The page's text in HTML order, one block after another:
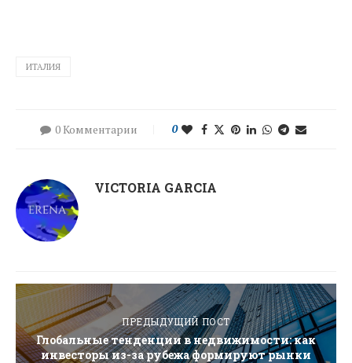
ИТАЛИЯ
0 Комментарии 0
VICTORIA GARCIA
ПРЕДЫДУЩИЙ ПОСТ
Глобальные тенденции в недвижимости: как
инвесторы из-за рубежа формируют рынки